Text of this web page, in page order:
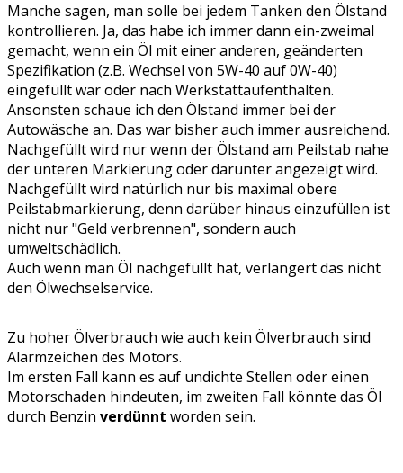
Manche sagen, man solle bei jedem Tanken den Ölstand
kontrollieren. Ja, das habe ich immer dann ein-zweimal
gemacht, wenn ein Öl mit einer anderen, geänderten
Spezifikation (z.B. Wechsel von 5W-40 auf 0W-40)
eingefüllt war oder nach Werkstattaufenthalten.
Ansonsten schaue ich den Ölstand immer bei der
Autowäsche an. Das war bisher auch immer ausreichend.
Nachgefüllt wird nur wenn der Ölstand am Peilstab nahe
der unteren Markierung oder darunter angezeigt wird.
Nachgefüllt wird natürlich nur bis maximal obere
Peilstabmarkierung, denn darüber hinaus einzufüllen ist
nicht nur "Geld verbrennen", sondern auch
umweltschädlich.
Auch wenn man Öl nachgefüllt hat, verlängert das nicht
den Ölwechselservice.
Zu hoher Ölverbrauch wie auch kein Ölverbrauch sind
Alarmzeichen des Motors.
Im ersten Fall kann es auf undichte Stellen oder einen
Motorschaden hindeuten, im zweiten Fall könnte das Öl
durch Benzin verdünnt worden sein.